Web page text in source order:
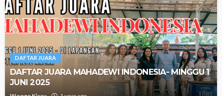
DAFTAR JUARA
DAFTAR JUARA MAHADEWI INDONESIA- MINGGU 1
JUNI 2025